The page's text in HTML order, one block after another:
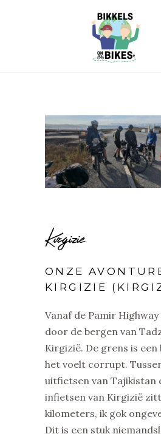
Kirgizie
ONZE
KIRGIZIË
Vanaf de Pamir
door de bergen van
Kirgizië. De grens is
het voelt corrupt.
uitfietsen van Tajikistan
infietsen van Kirgizië
kilometers, ik gok
Dit is een stuk